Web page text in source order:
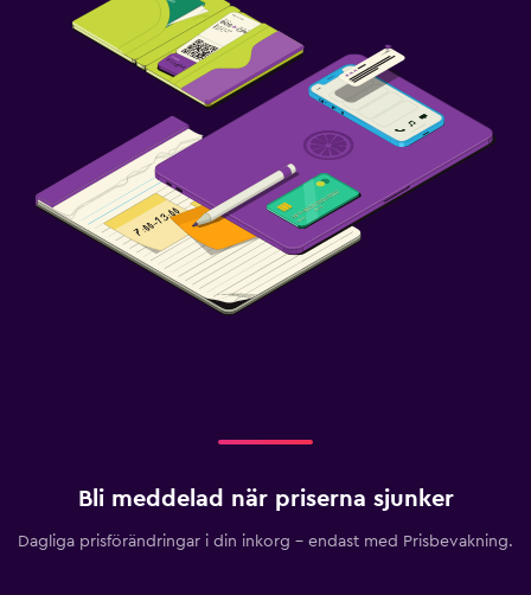
Privat parkering
EV-laddningsstation
Aerobics
Fitnessklasser
Träningslokal
Barnsängar tillgängliga
Barnvakt (tilläggsavgift)
Bli meddelad när priserna sjunker
Dagliga prisförändringar i din inkorg – endast med Prisbevakning.